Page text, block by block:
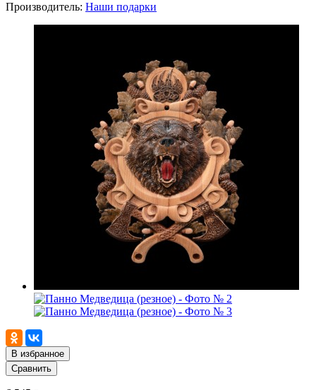
Производитель: Наши подарки
В избранное
Сравнить